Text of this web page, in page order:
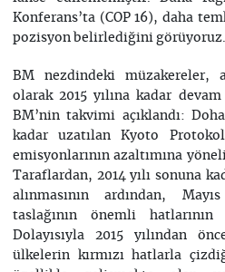
Konferans’ta (COP 16), daha
pozisyon belirlediğini görüyoruz.
BM nezdindeki müzakereler,
olarak 2015 yılına kadar
BM’nin takvimi açıklandı:
kadar uzatılan Kyoto
emisyonlarının azaltımına
Taraflardan, 2014 yılı sonuna
alınmasının ardından,
taslağının önemli hatlarının
Dolayısıyla 2015 yılından
ülkelerin kırmızı hatlarla